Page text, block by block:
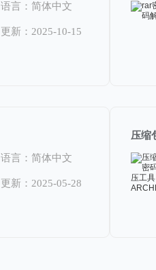
语言：简体中文
更新：2025-10-15
语言：简体中文
更新：2025-05-28